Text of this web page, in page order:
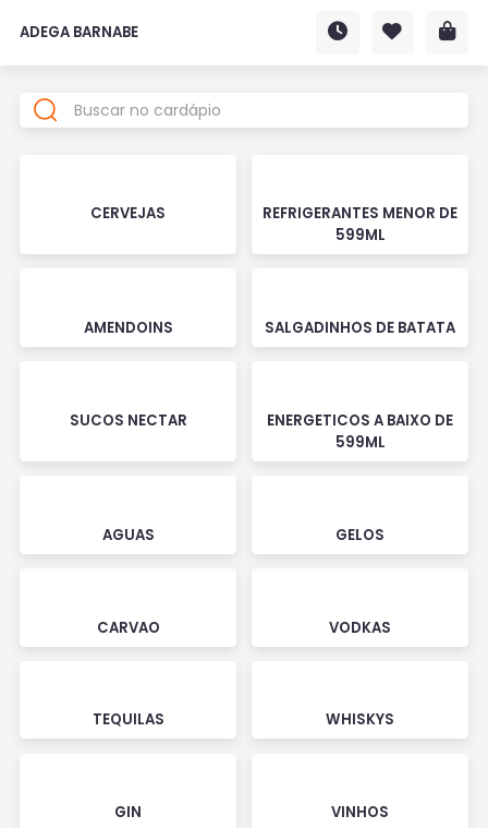
ADEGA BARNABE
CERVEJAS
REFRIGERANTES MENOR DE
599ML
AMENDOINS SALGADINHOS DE BATATA
SUCOS NECTAR
ENERGETICOS A BAIXO DE
599ML
AGUAS GELOS
CARVAO VODKAS
TEQUILAS WHISKYS
GIN VINHOS